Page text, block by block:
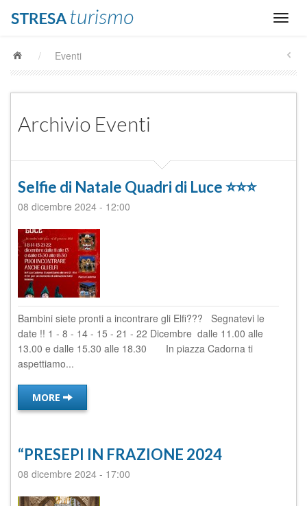
/ Eventi
Archivio Eventi
Selfie di Natale Quadri di Luce ⭐️⭐️⭐️
08 dicembre 2024 - 12:00
Bambini siete pronti a incontrare gli Elfi??? Segnatevi le
date !! 1 - 8 - 14 - 15 - 21 - 22 Dicembre dalle 11.00 alle
13.00 e dalle 15.30 alle 18.30 In piazza Cadorna ti
aspettiamo...
MORE
“PRESEPI IN FRAZIONE 2024
08 dicembre 2024 - 17:00